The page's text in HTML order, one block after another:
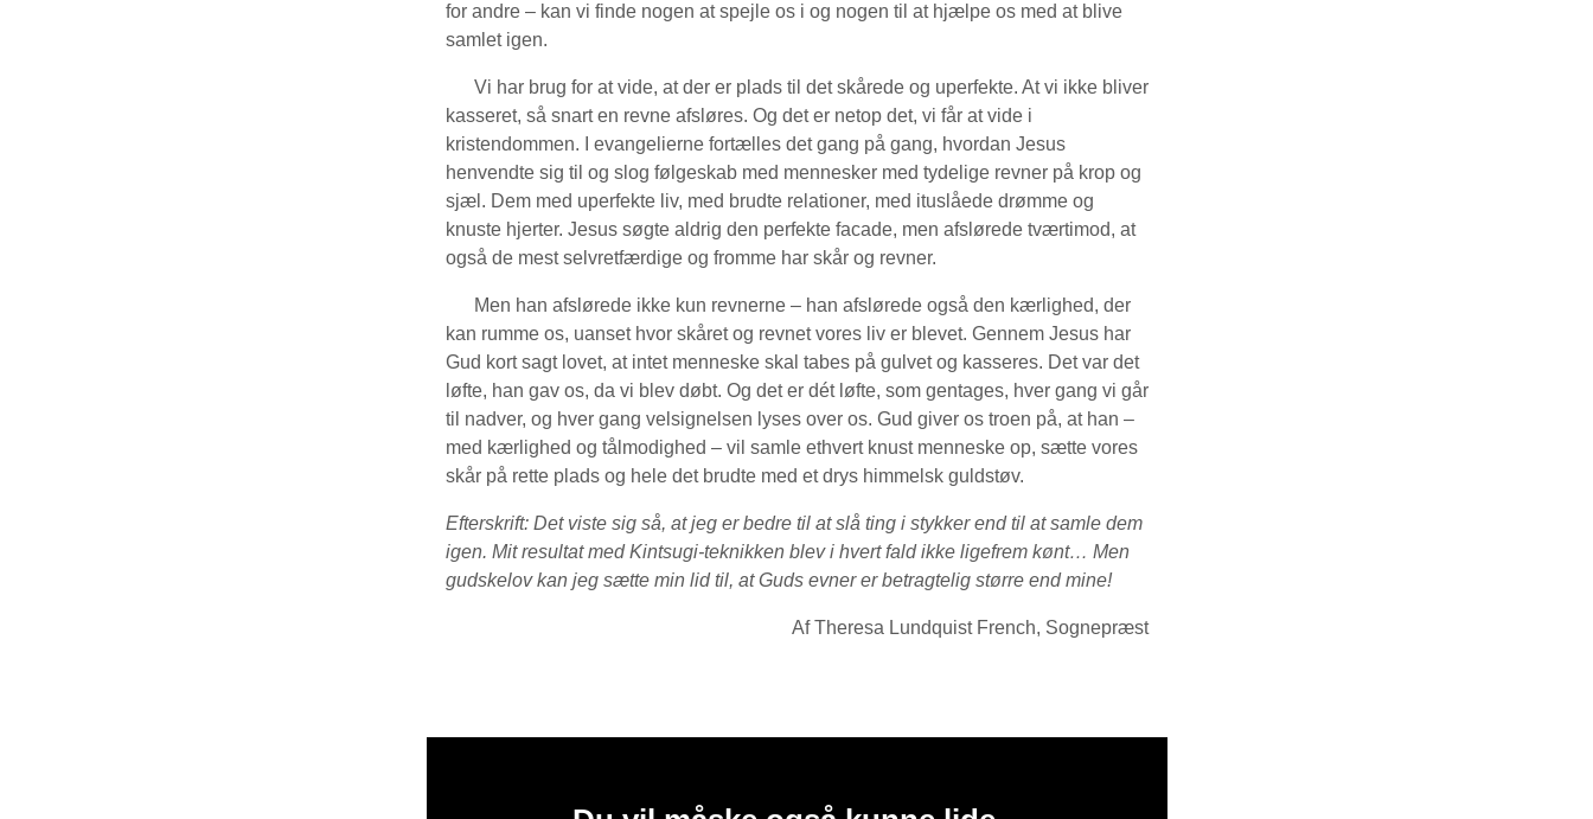
for andre – kan vi finde nogen at spejle os i og nogen til at hjælpe os med at blive
samlet igen.
Vi har brug for at vide, at der er plads til det skårede og uperfekte. At vi ikke bliver
kasseret, så snart en revne afsløres. Og det er netop det, vi får at vide i
kristendommen. I evangelierne fortælles det gang på gang, hvordan Jesus
henvendte sig til og slog følgeskab med mennesker med tydelige revner på krop og
sjæl. Dem med uperfekte liv, med brudte relationer, med ituslåede drømme og
knuste hjerter. Jesus søgte aldrig den perfekte facade, men afslørede tværtimod, at
også de mest selvretfærdige og fromme har skår og revner.
Men han afslørede ikke kun revnerne – han afslørede også den kærlighed, der
kan rumme os, uanset hvor skåret og revnet vores liv er blevet. Gennem Jesus har
Gud kort sagt lovet, at intet menneske skal tabes på gulvet og kasseres. Det var det
løfte, han gav os, da vi blev døbt. Og det er dét løfte, som gentages, hver gang vi går
til nadver, og hver gang velsignelsen lyses over os. Gud giver os troen på, at han –
med kærlighed og tålmodighed – vil samle ethvert knust menneske op, sætte vores
skår på rette plads og hele det brudte med et drys himmelsk guldstøv.
Efterskrift: Det viste sig så, at jeg er bedre til at slå ting i stykker end til at samle dem
igen. Mit resultat med Kintsugi-teknikken blev i hvert fald ikke ligefrem kønt… Men
gudskelov kan jeg sætte min lid til, at Guds evner er betragtelig større end mine!
Af Theresa Lundquist French, Sognepræst